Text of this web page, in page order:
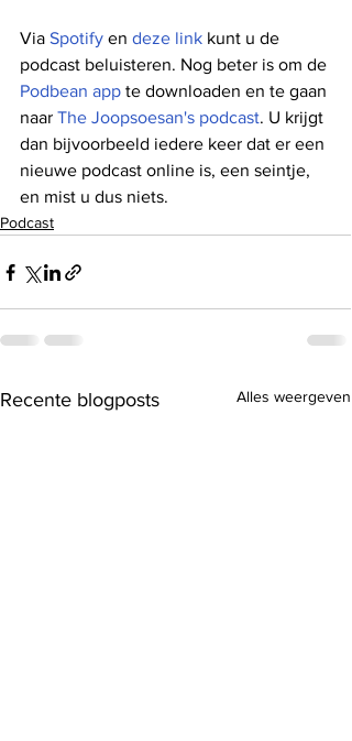
Via Spotify en deze link kunt u de
podcast beluisteren. Nog beter is om de
Podbean app te downloaden en te gaan
naar The Joopsoesan's podcast. U krijgt
dan bijvoorbeeld iedere keer dat er een
nieuwe podcast online is, een seintje,
en mist u dus niets.
Podcast
Recente blogposts Alles weergeven